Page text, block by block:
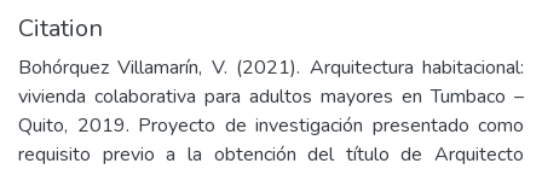
Citation
Bohórquez Villamarín, V. (2021). Arquitectura habitacional:
vivienda colaborativa para adultos mayores en Tumbaco –
Quito, 2019. Proyecto de investigación presentado como
requisito previo a la obtención del título de Arquitecto